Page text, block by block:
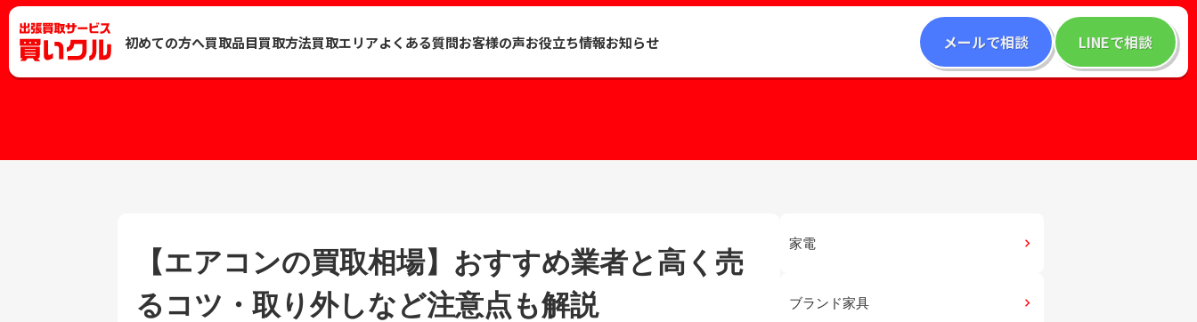
【エアコンの買取相場】おすすめ業者と高く売
るコツ・取り外しなど注意点も解説
家電 keyboard_arrow_right
ブランド家具 keyboard_arrow_right
初めての方へ買取品目買取方法買取エリアよくある質問お客様の声お役立ち情報お知らせ メールで相談 LINEで相談